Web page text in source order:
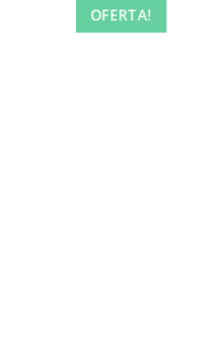
OFERTA!